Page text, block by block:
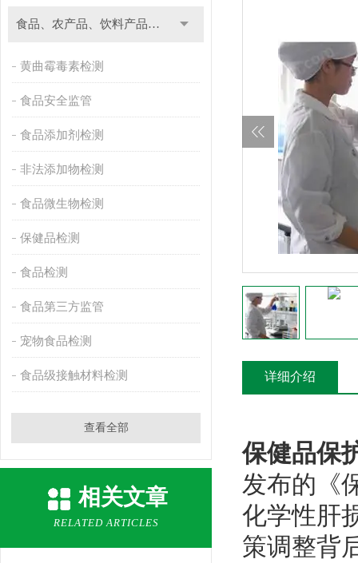
食品、农产品、饮料产品检测
黄曲霉毒素检测
食品安全监管
食品添加剂检测
非法添加物检测
食品微生物检测
保健品检测
食品检测
食品第三方监管
宠物食品检测
食品级接触材料检测
查看全部
相关文章
RELATED ARTICLES
详细介绍
保健品保
发布的《
化学性肝
策调整背